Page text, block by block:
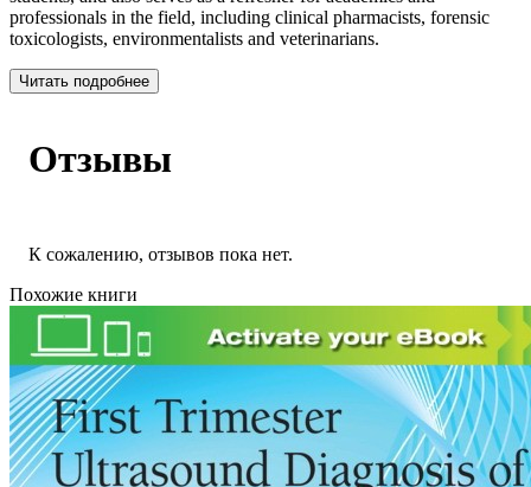
professionals in the field, including clinical pharmacists, forensic
toxicologists, environmentalists and veterinarians.
Читать подробнее
Отзывы
К сожалению, отзывов пока нет.
Похожие книги